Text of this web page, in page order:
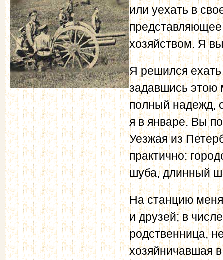
или уехать в
представляющее
хозяйством. Я
Я решился ехать
задавшись этою
полный надежд,
я в январе. Вы
Уезжая из
практично:
шуба, длинный
На станцию меня
и друзей; в
родственница,
хозяйничавшая